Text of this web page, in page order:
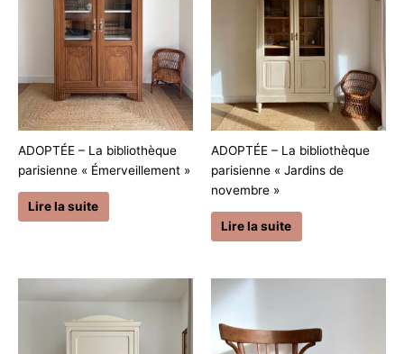
ADOPTÉE – La bibliothèque
parisienne « Émerveillement »
Lire la suite
ADOPTÉE – La bibliothèque
parisienne « Jardins de
novembre »
Lire la suite